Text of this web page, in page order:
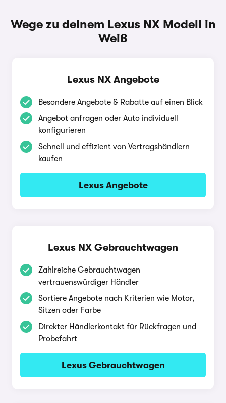
Wege zu deinem Lexus NX Modell in
Weiß
Lexus NX Angebote
Besondere Angebote & Rabatte auf einen Blick
Angebot anfragen oder Auto individuell
konfigurieren
Schnell und effizient von Vertragshändlern
kaufen
Lexus Angebote
Lexus NX Gebrauchtwagen
Zahlreiche Gebrauchtwagen
vertrauenswürdiger Händler
Sortiere Angebote nach Kriterien wie Motor,
Sitzen oder Farbe
Direkter Händlerkontakt für Rückfragen und
Probefahrt
Lexus Gebrauchtwagen